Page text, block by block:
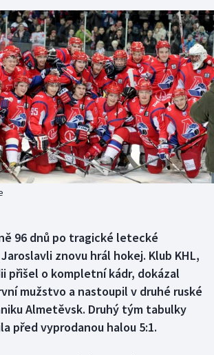
96 dnů po tragické letecké
znovu hrál hokej. Klub KHL,
přišel o kompletní kádr, dokázal
mužstvo a nastoupil v druhé ruské
Almetěvsk. Druhý tým tabulky
před vyprodanou halou 5:1.